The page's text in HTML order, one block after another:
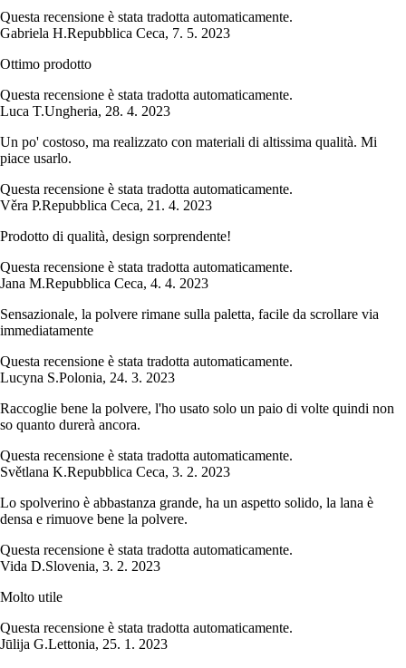
Questa recensione è stata tradotta automaticamente.
Gabriela H.Repubblica Ceca, 7. 5. 2023
Ottimo prodotto
Questa recensione è stata tradotta automaticamente.
Luca T.Ungheria, 28. 4. 2023
Un po' costoso, ma realizzato con materiali di altissima qualità. Mi
piace usarlo.
Questa recensione è stata tradotta automaticamente.
Věra P.Repubblica Ceca, 21. 4. 2023
Prodotto di qualità, design sorprendente!
Questa recensione è stata tradotta automaticamente.
Jana M.Repubblica Ceca, 4. 4. 2023
Sensazionale, la polvere rimane sulla paletta, facile da scrollare via
immediatamente
Questa recensione è stata tradotta automaticamente.
Lucyna S.Polonia, 24. 3. 2023
Raccoglie bene la polvere, l'ho usato solo un paio di volte quindi non
so quanto durerà ancora.
Questa recensione è stata tradotta automaticamente.
Světlana K.Repubblica Ceca, 3. 2. 2023
Lo spolverino è abbastanza grande, ha un aspetto solido, la lana è
densa e rimuove bene la polvere.
Questa recensione è stata tradotta automaticamente.
Vida D.Slovenia, 3. 2. 2023
Molto utile
Questa recensione è stata tradotta automaticamente.
Jūlija G.Lettonia, 25. 1. 2023